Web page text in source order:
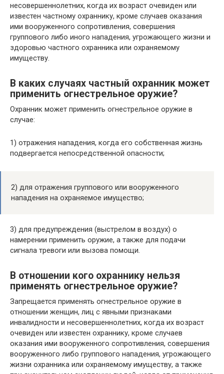
несовершеннолетних, когда их возраст очевиден или
известен частному охраннику, кроме случаев оказания
ими вооруженного сопротивления, совершения
группового либо иного нападения, угрожающего жизни и
здоровью частного охранника или охраняемому
имуществу.
В каких случаях частный охранник может
применить огнестрельное оружие?
Охранник может применить огнестрельное оружие в
случае:
1) отражения нападения, когда его собственная жизнь
подвергается непосредственной опасности;
2) для отражения группового или вооруженного
нападения на охраняемое имущество;
3) для предупреждения (выстрелом в воздух) о
намерении применить оружие, а также для подачи
сигнала тревоги или вызова помощи
В отношении кого охраннику нельзя
применять огнестрельное оружие?
Запрещается применять огнестрельное оружие в
отношении женщин, лиц с явными признаками
инвалидности и несовершеннолетних, когда их возраст
очевиден или известен охраннику, кроме случаев
оказания ими вооруженного сопротивления, совершения
вооруженного либо группового нападения, угрожающего
жизни охранника или охраняемому имуществу, а также